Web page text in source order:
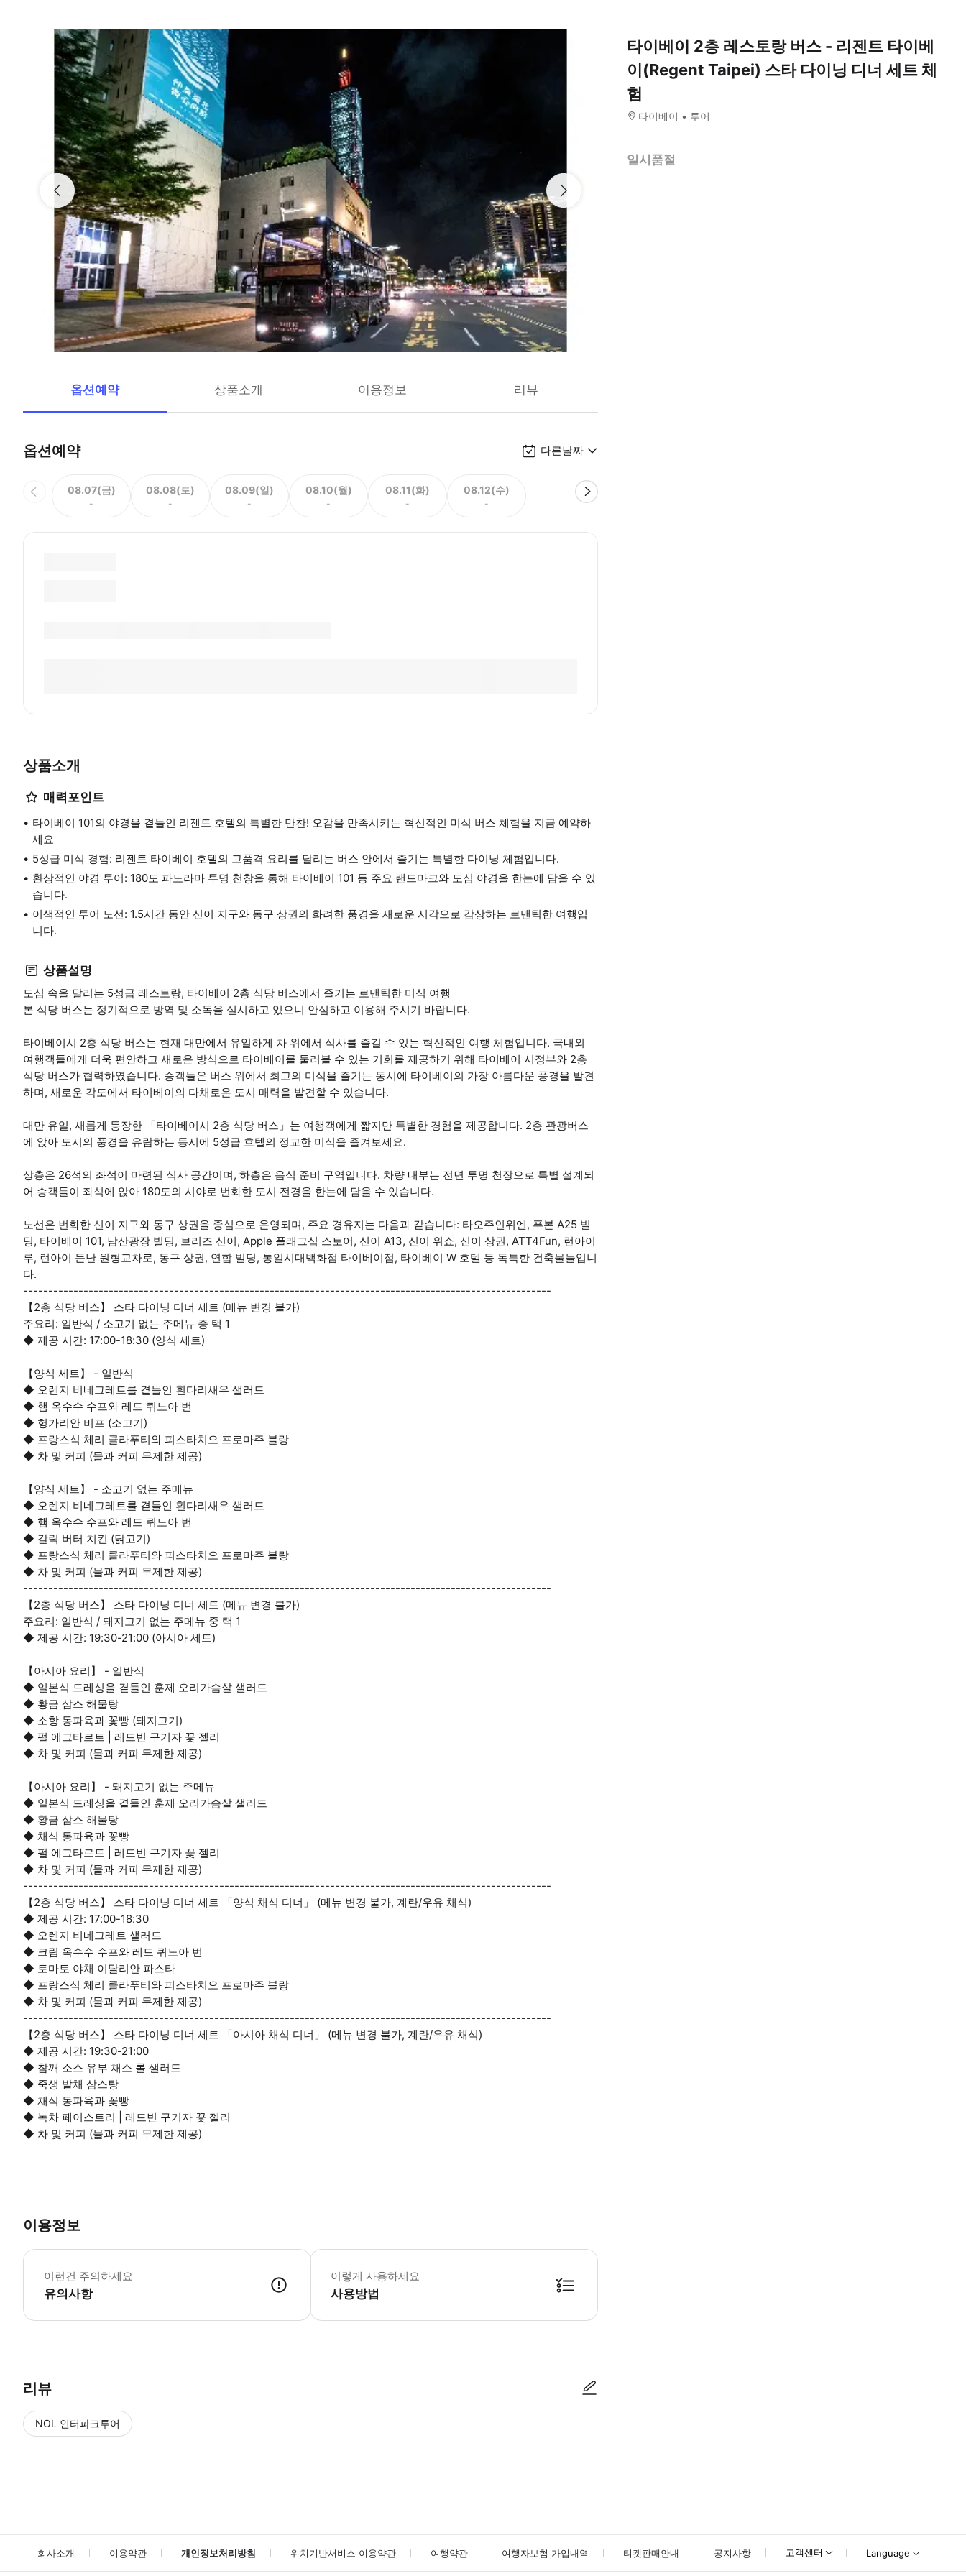
옵션예약 상품소개 이용정보 리뷰
옵션예약 다른날짜
08.07(금)
-
08.08(토)
-
08.09(일)
-
08.10(월)
-
08.11(화)
-
08.12(수)
-
상품소개
매력포인트
타이베이 101의 야경을 곁들인 리젠트 호텔의 특별한 만찬! 오감을 만족시키는 혁신적인 미식 버스 체험을 지금 예약하
세요
5성급 미식 경험: 리젠트 타이베이 호텔의 고품격 요리를 달리는 버스 안에서 즐기는 특별한 다이닝 체험입니다.
환상적인 야경 투어: 180도 파노라마 투명 천창을 통해 타이베이 101 등 주요 랜드마크와 도심 야경을 한눈에 담을 수 있
습니다.
이색적인 투어 노선: 1.5시간 동안 신이 지구와 동구 상권의 화려한 풍경을 새로운 시각으로 감상하는 로맨틱한 여행입
니다.
상품설명
도심 속을 달리는 5성급 레스토랑, 타이베이 2층 식당 버스에서 즐기는 로맨틱한 미식 여행
본 식당 버스는 정기적으로 방역 및 소독을 실시하고 있으니 안심하고 이용해 주시기 바랍니다.
타이베이시 2층 식당 버스는 현재 대만에서 유일하게 차 위에서 식사를 즐길 수 있는 혁신적인 여행 체험입니다. 국내외
여행객들에게 더욱 편안하고 새로운 방식으로 타이베이를 둘러볼 수 있는 기회를 제공하기 위해 타이베이 시정부와 2층
식당 버스가 협력하였습니다. 승객들은 버스 위에서 최고의 미식을 즐기는 동시에 타이베이의 가장 아름다운 풍경을 발견
하며, 새로운 각도에서 타이베이의 다채로운 도시 매력을 발견할 수 있습니다.
대만 유일, 새롭게 등장한 「타이베이시 2층 식당 버스」는 여행객에게 짧지만 특별한 경험을 제공합니다. 2층 관광버스
에 앉아 도시의 풍경을 유람하는 동시에 5성급 호텔의 정교한 미식을 즐겨보세요.
상층은 26석의 좌석이 마련된 식사 공간이며, 하층은 음식 준비 구역입니다. 차량 내부는 전면 투명 천장으로 특별 설계되
어 승객들이 좌석에 앉아 180도의 시야로 번화한 도시 전경을 한눈에 담을 수 있습니다.
노선은 번화한 신이 지구와 동구 상권을 중심으로 운영되며, 주요 경유지는 다음과 같습니다: 타오주인위엔, 푸본 A25 빌
딩, 타이베이 101, 남산광장 빌딩, 브리즈 신이, Apple 플래그십 스토어, 신이 A13, 신이 위쇼, 신이 상권, ATT4Fun, 런아이
루, 런아이 둔난 원형교차로, 동구 상권, 연합 빌딩, 통일시대백화점 타이베이점, 타이베이 W 호텔 등 독특한 건축물들입니
다.
---------------------------------------------------------------------------------------------------------
【2층 식당 버스】 스타 다이닝 디너 세트 (메뉴 변경 불가)
주요리: 일반식 / 소고기 없는 주메뉴 중 택 1
◆ 제공 시간: 17:00-18:30 (양식 세트)
【양식 세트】 - 일반식
◆ 오렌지 비네그레트를 곁들인 흰다리새우 샐러드
◆ 햄 옥수수 수프와 레드 퀴노아 번
◆ 헝가리안 비프 (소고기)
◆ 프랑스식 체리 클라푸티와 피스타치오 프로마주 블랑
◆ 차 및 커피 (물과 커피 무제한 제공)
【양식 세트】 - 소고기 없는 주메뉴
◆ 오렌지 비네그레트를 곁들인 흰다리새우 샐러드
◆ 햄 옥수수 수프와 레드 퀴노아 번
◆ 갈릭 버터 치킨 (닭고기)
◆ 프랑스식 체리 클라푸티와 피스타치오 프로마주 블랑
◆ 차 및 커피 (물과 커피 무제한 제공)
---------------------------------------------------------------------------------------------------------
【2층 식당 버스】 스타 다이닝 디너 세트 (메뉴 변경 불가)
주요리: 일반식 / 돼지고기 없는 주메뉴 중 택 1
◆ 제공 시간: 19:30-21:00 (아시아 세트)
【아시아 요리】 - 일반식
◆ 일본식 드레싱을 곁들인 훈제 오리가슴살 샐러드
◆ 황금 삼스 해물탕
◆ 소항 동파육과 꽃빵 (돼지고기)
◆ 펄 에그타르트 | 레드빈 구기자 꽃 젤리
◆ 차 및 커피 (물과 커피 무제한 제공)
【아시아 요리】 - 돼지고기 없는 주메뉴
◆ 일본식 드레싱을 곁들인 훈제 오리가슴살 샐러드
◆ 황금 삼스 해물탕
◆ 채식 동파육과 꽃빵
◆ 펄 에그타르트 | 레드빈 구기자 꽃 젤리
◆ 차 및 커피 (물과 커피 무제한 제공)
---------------------------------------------------------------------------------------------------------
【2층 식당 버스】 스타 다이닝 디너 세트 「양식 채식 디너」 (메뉴 변경 불가, 계란/우유 채식)
◆ 제공 시간: 17:00-18:30
◆ 오렌지 비네그레트 샐러드
◆ 크림 옥수수 수프와 레드 퀴노아 번
◆ 토마토 야채 이탈리안 파스타
◆ 프랑스식 체리 클라푸티와 피스타치오 프로마주 블랑
◆ 차 및 커피 (물과 커피 무제한 제공)
---------------------------------------------------------------------------------------------------------
【2층 식당 버스】 스타 다이닝 디너 세트 「아시아 채식 디너」 (메뉴 변경 불가, 계란/우유 채식)
◆ 제공 시간: 19:30-21:00
◆ 참깨 소스 유부 채소 롤 샐러드
◆ 죽생 발채 삼스탕
◆ 채식 동파육과 꽃빵
◆ 녹차 페이스트리 | 레드빈 구기자 꽃 젤리
◆ 차 및 커피 (물과 커피 무제한 제공)
이용정보
이런건 주의하세요
유의사항
◎ 미완료된 체험 및 항목은 포기로 간주하며, 어떠한 환불도 불가합니다. ◎ 본 바우처는 다른 할인 혜택과 중복 사용할 수 없으며, 현금으로 교환할 수 없
이렇게 사용하세요
사용방법
리뷰
NOL 인터파크투어
타이베이 2층 레스토랑 버스 - 리젠트 타이베
이(Regent Taipei) 스타 다이닝 디너 세트 체
험
타이베이 투어
일시품절
회사소개 이용약관 개인정보처리방침 위치기반서비스 이용약관 여행약관 여행자보험 가입내역 티켓판매안내 공지사항 고객센터 Language